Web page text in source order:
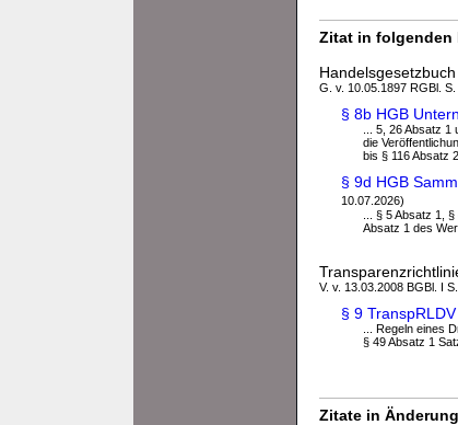
Zitat in folgenden
G. v. 10.05.1897 RGBl.
§ 8b HGB
... 5, 26 Absatz
die
bis § 116 Absatz
§ 9d HGB
10.07.2026)
... § 5 Absatz 1,
Absatz 1 des
V. v. 13.03.2008 BGBl. I
§ 9
... Regeln eines
§ 49 Absatz 1
Zitate in